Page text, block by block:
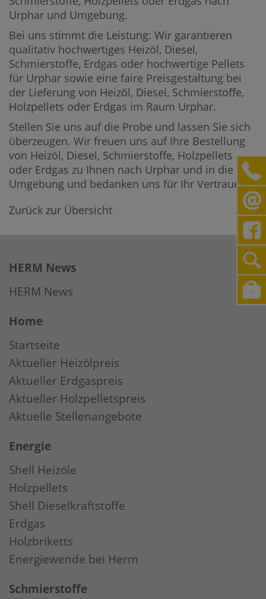
Urphar und Umgebung.
Bei uns stimmt die Leistung: Wir garantieren
qualitativ hochwertiges Heizöl, Diesel,
Schmierstoffe, Erdgas oder hochwertige Pellets
für Urphar sowie eine faire Preisgestaltung bei
der Lieferung von Heizöl, Diesel, Schmierstoffe,
Holzpellets oder Erdgas im Raum Urphar.
Stellen Sie uns auf die Probe und lassen Sie sich
überzeugen. Wir freuen uns auf Ihre Bestellung
von Heizöl, Diesel, Schmierstoffe, Holzpellets
oder Erdgas zu Ihnen nach Urphar und in die
Umgebung und bedanken uns für Ihr Vertrauen.
Zurück zur Übersicht
HERM News
HERM News
Home
Startseite
Aktueller Heizölpreis
Aktueller Erdgaspreis
Aktueller Holzpelletspreis
Aktuelle Stellenangebote
Energie
Shell Heizöle
Holzpellets
Shell Dieselkraftstoffe
Erdgas
Holzbriketts
Energiewende bei Herm
Schmierstoffe